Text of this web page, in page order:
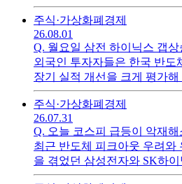
성을 보이고 있습니다.
주식·가상화폐 경제
26.08.01
Q. 월요일 삼전 하이닉스 갭
외국인 투자자들은 한국 반
장기 실적 개선을 크게 평가
수세를 기록했습니다.
주식·가상화폐 경제
26.07.31
Q. 오늘 코스피 급등이 악재
최근 반도체 피크아웃 우려와
을 겪었던 삼성전자와 SK하
주로 반발 매수세가 유입되며